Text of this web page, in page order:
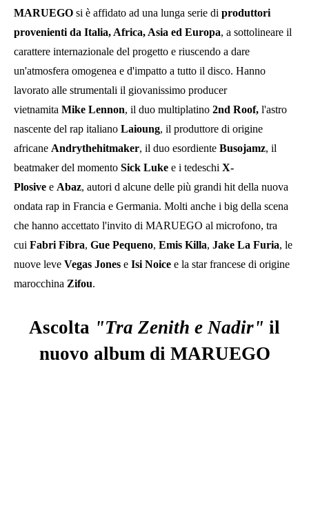
MARUEGO si è affidato ad una lunga serie di produttori
provenienti da Italia, Africa, Asia ed Europa, a sottolineare il
carattere internazionale del progetto e riuscendo a dare
un'atmosfera omogenea e d'impatto a tutto il disco. Hanno
lavorato alle strumentali il giovanissimo producer
vietnamita Mike Lennon, il duo multiplatino 2nd Roof, l'astro
nascente del rap italiano Laioung, il produttore di origine
africane Andrythehitmaker, il duo esordiente Busojamz, il
beatmaker del momento Sick Luke e i tedeschi X-
Plosive e Abaz, autori d alcune delle più grandi hit della nuova
ondata rap in Francia e Germania. Molti anche i big della scena
che hanno accettato l'invito di MARUEGO al microfono, tra
cui Fabri Fibra, Gue Pequeno, Emis Killa, Jake La Furia, le
nuove leve Vegas Jones e Isi Noice e la star francese di origine
marocchina Zifou.
Ascolta "Tra Zenith e Nadir" il
nuovo album di MARUEGO